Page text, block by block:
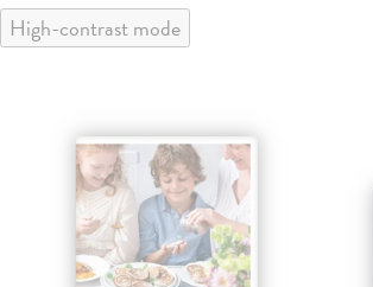
High-contrast mode